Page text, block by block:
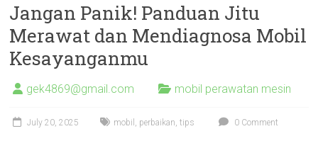
Jangan Panik! Panduan Jitu
Merawat dan Mendiagnosa Mobil
Kesayanganmu
gek4869@gmail.com mobil perawatan mesin
July 20, 2025 mobil , perbaikan,tips 0 Comment